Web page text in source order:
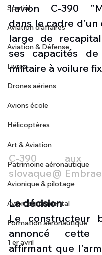
Spatial
Aviation d'affaires
Aviation & Défense
Livres
Drones aériens
Avions école
Hélicoptères
Art & Aviation
Patrimoine aéronautique
Avionique & pilotage
Avion expérimental
Formation aéronautique
1 er avril
l'avion C-390
dans le cadre
large de
ses capacités
militaire à voilure
C-390 aux
slovaque@
La décision
Le constructeur
annoncé cette
affirmant que